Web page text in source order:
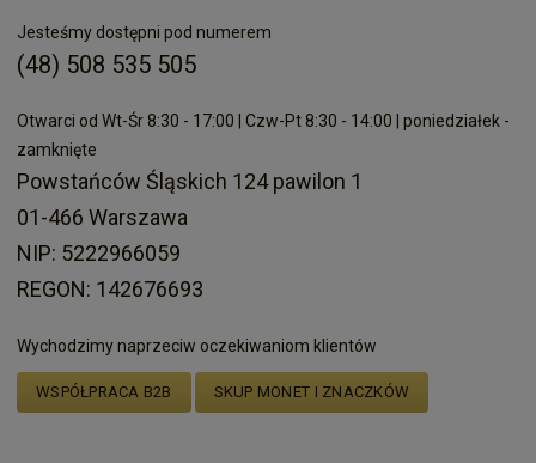
Jesteśmy dostępni pod numerem
(48) 508 535 505
Otwarci od Wt-Śr 8:30 - 17:00 | Czw-Pt 8:30 - 14:00 | poniedziałek -
zamknięte
Powstańców Śląskich 124 pawilon 1
01-466 Warszawa
NIP: 5222966059
REGON: 142676693
Wychodzimy naprzeciw oczekiwaniom klientów
WSPÓŁPRACA B2B SKUP MONET I ZNACZKÓW